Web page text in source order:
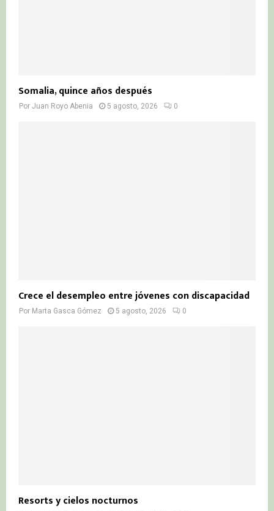
Somalia, quince años después
Por Juan Royo Abenia 5 agosto, 2026 0
Crece el desempleo entre jóvenes con discapacidad
Por Marta Gasca Gómez 5 agosto, 2026 0
Resorts y cielos nocturnos